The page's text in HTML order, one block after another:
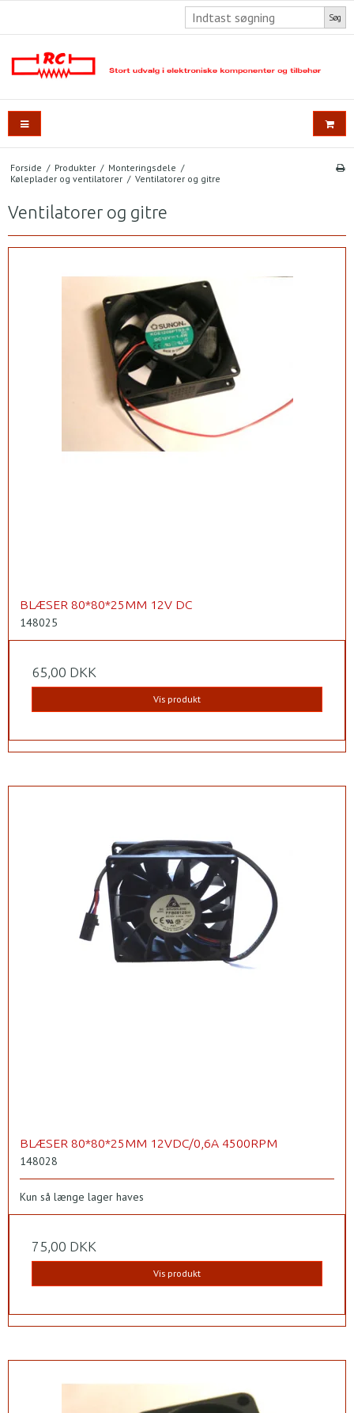
Søg
Forside / Produkter / Monteringsdele /
Køleplader og ventilatorer / Ventilatorer og gitre
Ventilatorer og gitre
BLÆSER 80*80*25MM 12V DC
148025
65,00 DKK
Vis produkt
BLÆSER 80*80*25MM 12VDC/0,6A 4500RPM
148028
Kun så længe lager haves
75,00 DKK
Vis produkt